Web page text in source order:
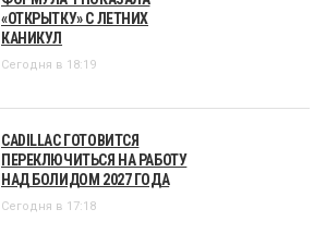
«ОТКРЫТКУ» С ЛЕТНИХ
КАНИКУЛ
Сегодня в 18:19
CADILLAC ГОТОВИТСЯ
ПЕРЕКЛЮЧИТЬСЯ НА РАБОТУ
НАД БОЛИДОМ 2027 ГОДА
Сегодня в 17:18